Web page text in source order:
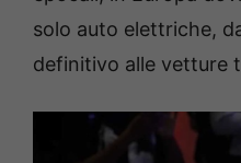
solo auto elettriche,
definitivo alle vetture